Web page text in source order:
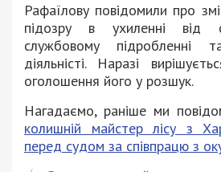
Рафаїлову повідомили про
підозру в ухиленні від
службовому підробленні
діяльністі. Наразі
оголошення його у розшук.
Нагадаємо, раніше ми
колишній майстер лісу з
перед судом за співпрацю з